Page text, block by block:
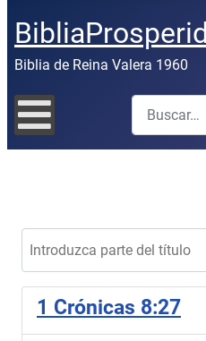
Biblia de Reina Valera 1960
Buscar
1 Crónicas 8:27